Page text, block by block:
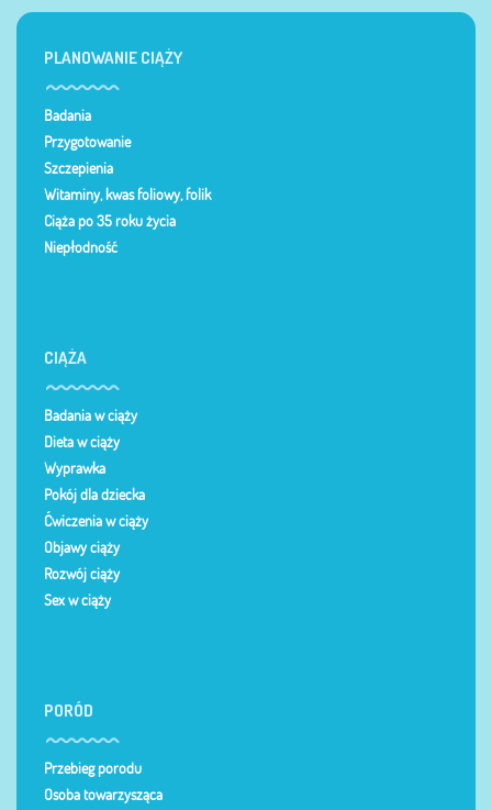
PLANOWANIE CIĄŻY
Badania
Przygotowanie
Szczepienia
Witaminy, kwas foliowy, folik
Ciąża po 35 roku życia
Niepłodność
CIĄŻA
Badania w ciąży
Dieta w ciąży
Wyprawka
Pokój dla dziecka
Ćwiczenia w ciąży
Objawy ciąży
Rozwój ciąży
Sex w ciąży
PORÓD
Przebieg porodu
Osoba towarzysząca